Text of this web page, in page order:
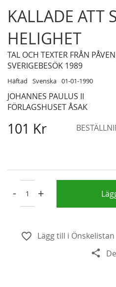
KALLADE ATT
HELIGHET
TAL OCH TEXTER FRÅN
SVERIGEBESÖK 1989
Häftad Svenska 01-01-1990
JOHANNES PAULUS II
FÖRLAGSHUSET ÅSAK
101 Kr
- +
Lägg till i Önskelistan
Skip
to
the
beginning
of
the
gallery